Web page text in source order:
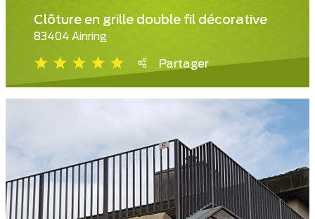
Clôture en grille double fil décorative
83404 Ainring
Partager